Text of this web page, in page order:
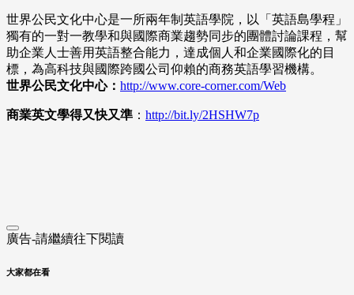
世界公民文化中心是一所兩年制英語學院，以「英語島學程」
獨有的一對一教學和與國際商業趨勢同步的團體討論課程，幫
助企業人士善用英語整合能力，達成個人和企業國際化的目
標，為高科技與國際跨國公司仰賴的商務英語學習機構。
世界公民文化中心： http://www.core-corner.com/Web
商業英文學得又快又準 ： http://bit.ly/2HSHW7p
廣告-請繼續往下閱讀
大家都在看